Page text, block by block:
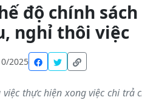
độ chính
nghỉ thôi việc
2025
việc thực hiện xong việc chi